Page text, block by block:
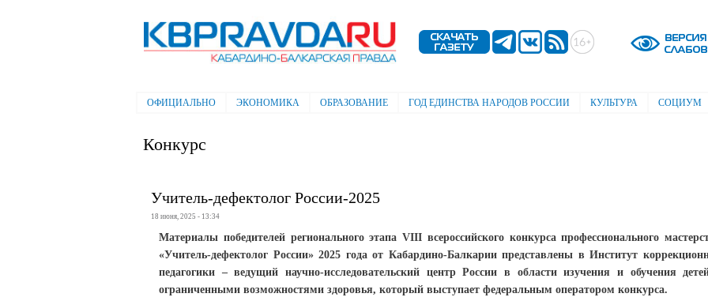
содержанию
Электронная газета "Кабардино-
Балкарская правда"
Главное меню
ОФИЦИАЛЬНО ЭКОНОМИКА ОБРАЗОВАНИЕ ГОД ЕДИНСТВА НАРОДОВ РОССИИ КУЛЬТУРА СОЦИУМ
Конкурс
Учитель-дефектолог России-2025
18 июня, 2025 - 13:34
Материалы победителей регионального этапа VIII всероссийского конкурса профессионального
«Учитель-дефектолог России» 2025 года от Кабардино-Балкарии представлены в Институт
педагогики – ведущий научно-исследовательский центр России в области изучения и обучения
ограниченными возможностями здоровья, который выступает федеральным оператором конкурса.